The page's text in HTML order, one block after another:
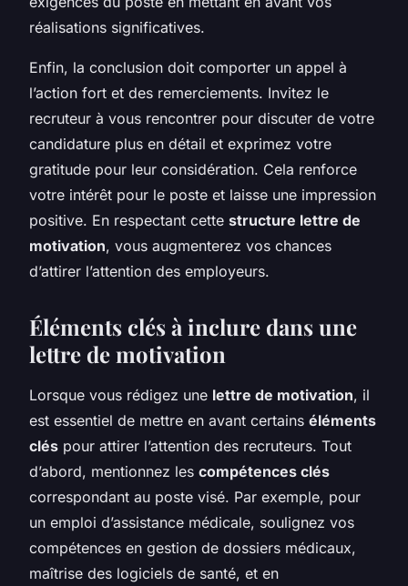
réalisations significatives.
Enfin, la conclusion doit comporter un appel à
l’action fort et des remerciements. Invitez le
recruteur à vous rencontrer pour discuter de votre
candidature plus en détail et exprimez votre
gratitude pour leur considération. Cela renforce
votre intérêt pour le poste et laisse une impression
positive. En respectant cette structure lettre de
motivation, vous augmenterez vos chances
d’attirer l’attention des employeurs.
Éléments clés à inclure dans une
lettre de motivation
Lorsque vous rédigez une lettre de motivation, il
est essentiel de mettre en avant certains éléments
clés pour attirer l’attention des recruteurs. Tout
d’abord, mentionnez les compétences clés
correspondant au poste visé. Par exemple, pour
un emploi d’assistance médicale, soulignez vos
compétences en gestion de dossiers médicaux,
maîtrise des logiciels de santé, et en